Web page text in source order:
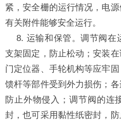
紧，安全栅的运行情况，电
有关附件能够安全运行。
8. 运输和保管。调节阀在
支架固定，防止松动；安装
门定位器、手轮机构等应牢
馈杆等部件受到外力损伤；
防止外物侵入；调节阀的连
封，也可采用黏性纸密封，